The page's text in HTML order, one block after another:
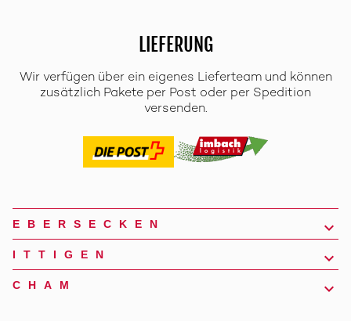
LIEFERUNG
Wir verfügen über ein eigenes Lieferteam und können
zusätzlich Pakete per Post oder per Spedition
versenden.
EBERSECKEN
ITTIGEN
CHAM